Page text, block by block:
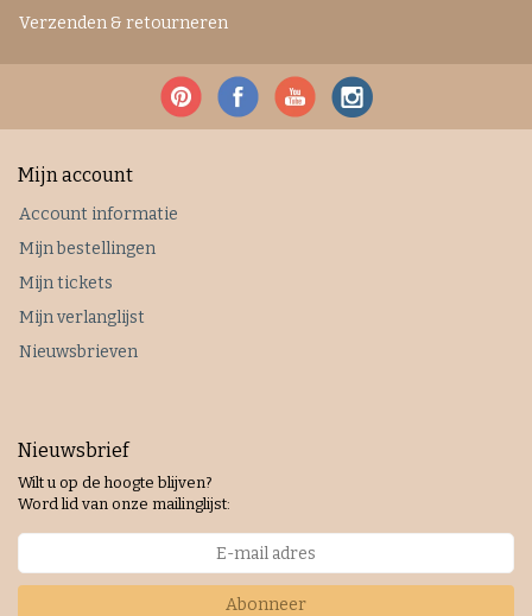
Verzenden & retourneren
Mijn account
Account informatie
Mijn bestellingen
Mijn tickets
Mijn verlanglijst
Nieuwsbrieven
Nieuwsbrief
Wilt u op de hoogte blijven?
Word lid van onze mailinglijst:
Abonneer